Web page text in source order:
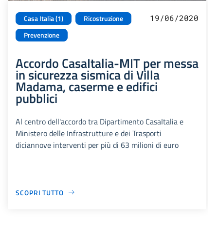
Casa Italia (1)
Ricostruzione
Prevenzione
19/06/2020
Accordo CasaItalia-MIT per messa
in sicurezza sismica di Villa
Madama, caserme e edifici
pubblici
Al centro dell'accordo tra Dipartimento CasaItalia e
Ministero delle Infrastrutture e dei Trasporti
diciannove interventi per più di 63 milioni di euro
SCOPRI TUTTO